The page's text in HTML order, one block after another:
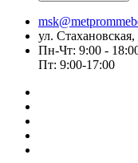
ул. Стахановская,
Пн-Чт: 9:00 -
Пт: 9:00-17:00